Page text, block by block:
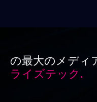
の最大のメディ
ライズテック.